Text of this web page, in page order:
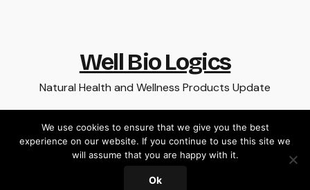
Well Bio Logics
Natural Health and Wellness Products Update
Proudly powered by WordPress|Theme: Newsup by
Home
We use cookies to ensure that we give you the best
experience on our website. If you continue to use this site we
will assume that you are happy with it.
Ok